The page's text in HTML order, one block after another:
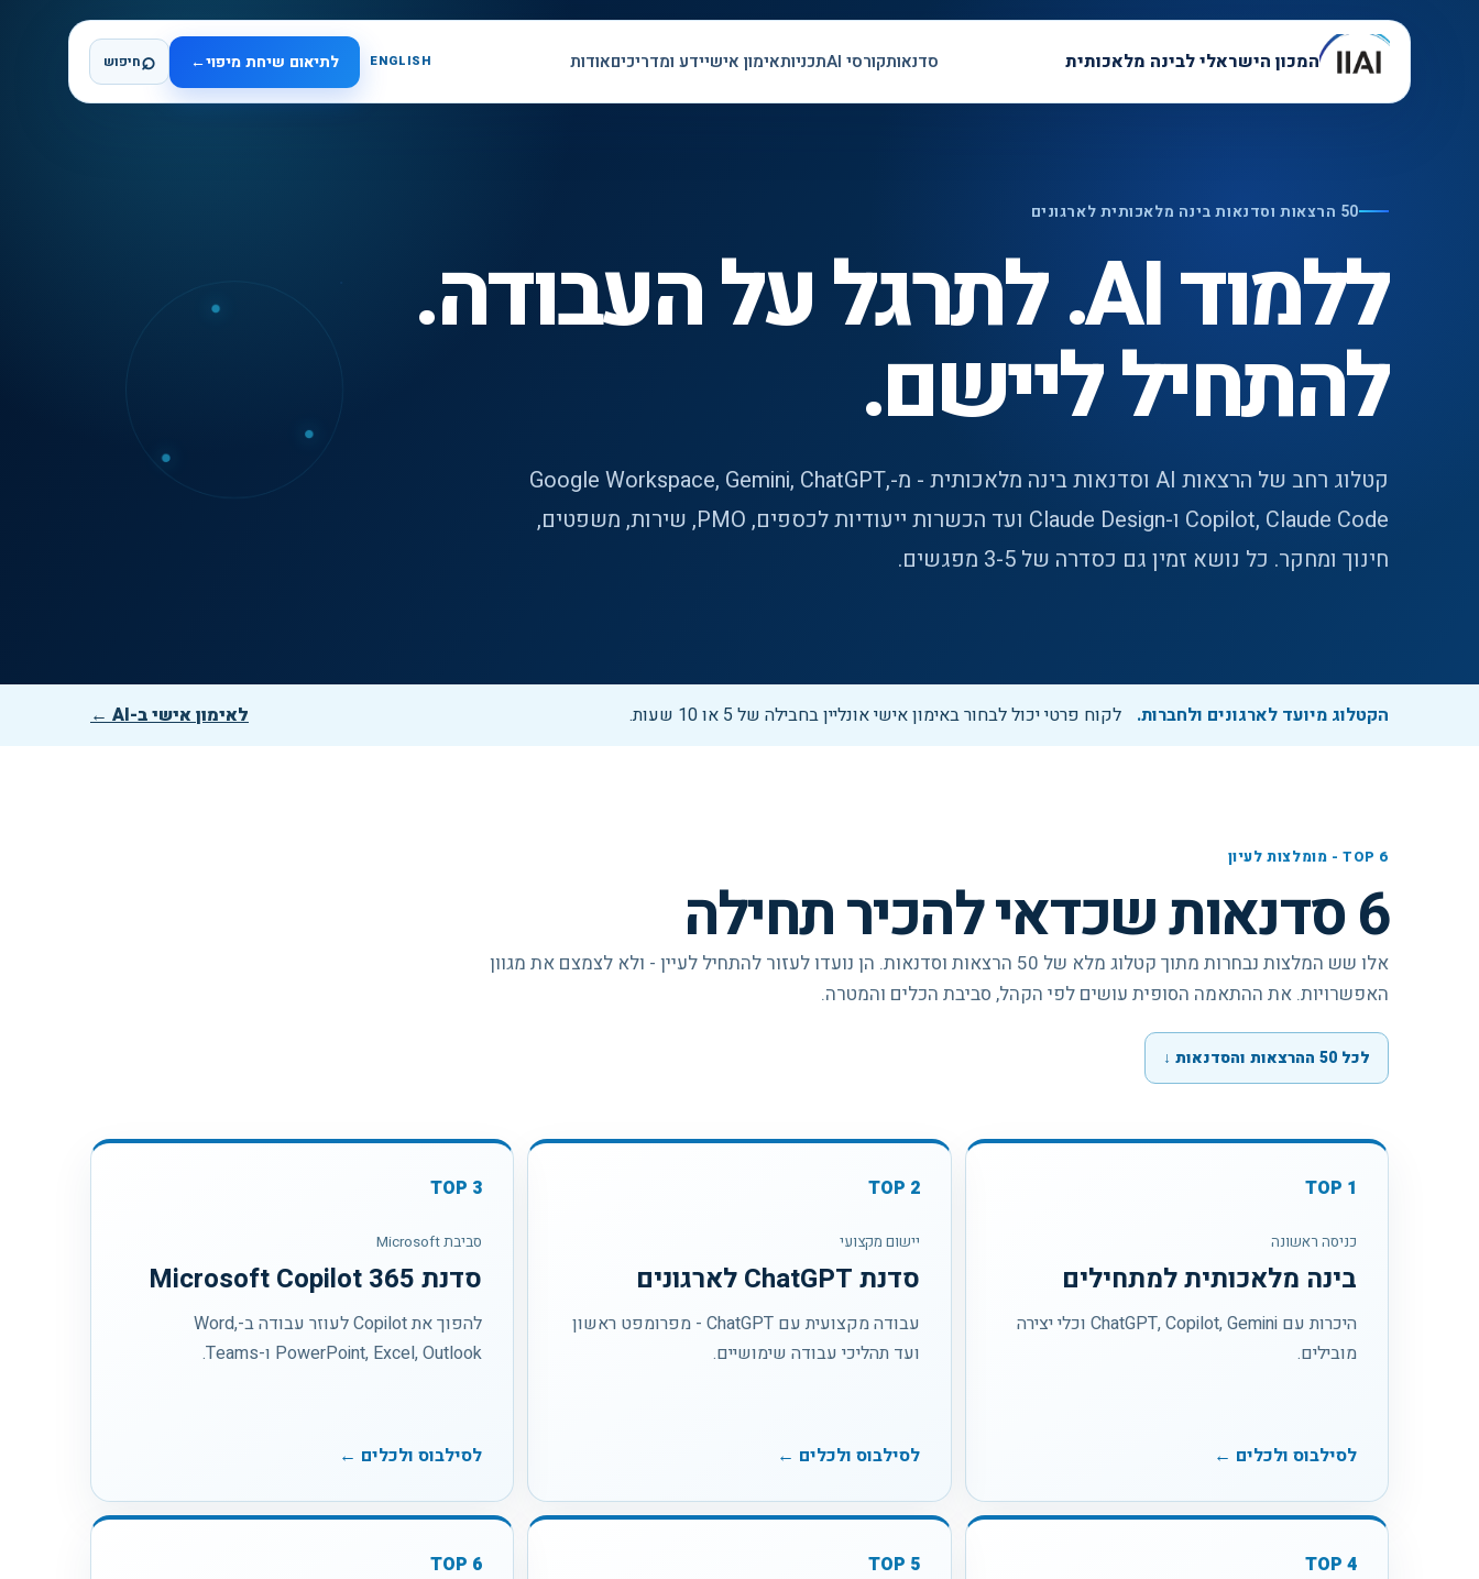
המכון הישראלי לבינה מלאכותית סדנאותקורסי AI תכניותאימון אישיידע ומדריכיםאודות ENGLISH לתיאום שיחת מיפוי←
⌕חיפוש
50 הרצאות וסדנאות בינה מלאכותית לארגונים
ללמוד AI. לתרגל על העבודה.
להתחיל ליישם.
קטלוג רחב של הרצאות AI וסדנאות בינה מלאכותית - מ-Google Workspace, Gemini, ChatGPT,
Copilot, Claude Code ו-Claude Design ועד הכשרות ייעודיות לכספים, PMO, שירות, משפטים,
חינוך ומחקר. כל נושא זמין גם כסדרה של 3-5 מפגשים.
הקטלוג מיועד לארגונים ולחברות. לקוח פרטי יכול לבחור באימון אישי אונליין בחבילה של 5 או 10 שעות. לאימון אישי ב-AI ←
TOP 6 - מומלצות לעיון
6 סדנאות שכדאי להכיר תחילה
אלו שש המלצות נבחרות מתוך קטלוג מלא של 50 הרצאות וסדנאות. הן נועדו לעזור להתחיל לעיין - ולא לצמצם את מגוון
האפשרויות. את ההתאמה הסופית עושים לפי הקהל, סביבת הכלים והמטרה.
לכל 50 ההרצאות והסדנאות ↓
TOP 1
כניסה ראשונה
בינה מלאכותית למתחילים
היכרות עם ChatGPT, Copilot, Gemini וכלי יצירה
מובילים.
לסילבוס ולכלים ←
TOP 2
יישום מקצועי
סדנת ChatGPT לארגונים
עבודה מקצועית עם ChatGPT - מפרומפט ראשון
ועד תהליכי עבודה שימושיים.
לסילבוס ולכלים ←
TOP 3
סביבת Microsoft
סדנת Microsoft Copilot 365
להפוך את Copilot לעוזר עבודה ב-Word,
PowerPoint, Excel, Outlook ו-Teams.
לסילבוס ולכלים ←
TOP 4
TOP 5
TOP 6